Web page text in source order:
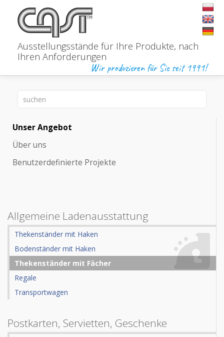
Ausstellungsstände für Ihre Produkte, nach
Ihren Anforderungen
Wir produzieren für Sie seit 1991!
Unser Angebot
Über uns
Benutzerdefinierte Projekte
Allgemeine Ladenausstattung
Thekenständer mit Haken
Bodenständer mit Haken
Thekenständer mit Fächer
Regale
Transportwagen
Postkarten, Servietten, Geschenke